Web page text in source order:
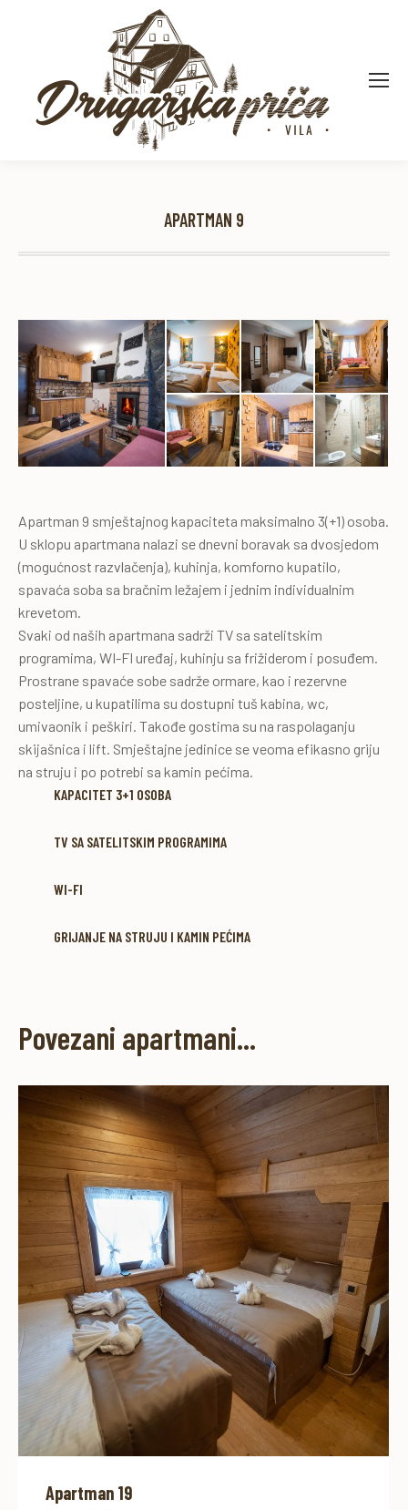
APARTMAN 9
Apartman 9 smještajnog kapaciteta maksimalno 3(+1) osoba.
U sklopu apartmana nalazi se dnevni boravak sa dvosjedom
(mogućnost razvlačenja), kuhinja, komforno kupatilo,
spavaća soba sa bračnim ležajem i jednim individualnim
krevetom.
Svaki od naših apartmana sadrži TV sa satelitskim
programima, WI-FI uređaj, kuhinju sa frižiderom i posuđem.
Prostrane spavaće sobe sadrže ormare, kao i rezervne
posteljine, u kupatilima su dostupni tuš kabina, wc,
umivaonik i peškiri. Takođe gostima su na raspolaganju
skijašnica i lift. Smještajne jedinice se veoma efikasno griju
na struju i po potrebi sa kamin pećima.
KAPACITET 3+1 OSOBA
TV SA SATELITSKIM PROGRAMIMA
WI-FI
GRIJANJE NA STRUJU I KAMIN PEĆIMA
Povezani apartmani...
Apartman 19